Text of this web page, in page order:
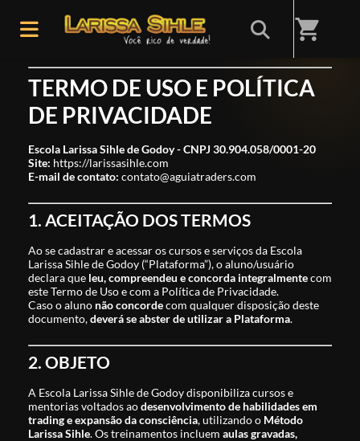
shopping_cart
TERMO DE USO E POLÍTICA
DE PRIVACIDADE
Escola Larissa Sihle de Godoy - CNPJ 30.904.058/0001-20
Site: https://larissasihle.com
E-mail de contato: contato@aguiatraders.com
1. ACEITAÇÃO DOS TERMOS
Ao se cadastrar e acessar os cursos e serviços da Escola
Larissa Sihle de Godoy (“Plataforma”), o aluno/usuário
declara que leu, compreendeu e concorda integralmentecom
este Termo de Uso e com a Política de Privacidade.
Caso o aluno não concordecom qualquer disposição deste
documento,deverá se abster de utilizar a Plataforma.
2. OBJETO
A Escola Larissa Sihle de Godoy disponibiliza cursos e
mentorias voltados aodesenvolvimento de habilidades em
trading e expansão da consciência, utilizando o Método
Larissa Sihle. Os treinamentos incluem aulas gravadas,